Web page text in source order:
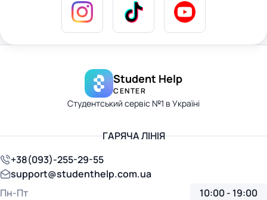
Student Help
CENTER
Студентський сервіс №1 в Україні
ГАРЯЧА ЛІНІЯ
+38(093)-255-29-55
support@studenthelp.com.ua
Пн-Пт
10:00 - 19:00